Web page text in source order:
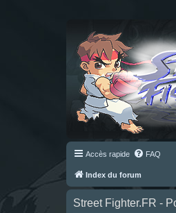
Accès rapide FAQ
Index du forum
Street Fighter.FR -